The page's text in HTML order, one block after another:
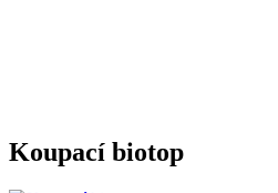
Koupací biotop